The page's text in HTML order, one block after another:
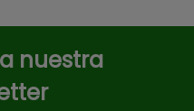
nuestra